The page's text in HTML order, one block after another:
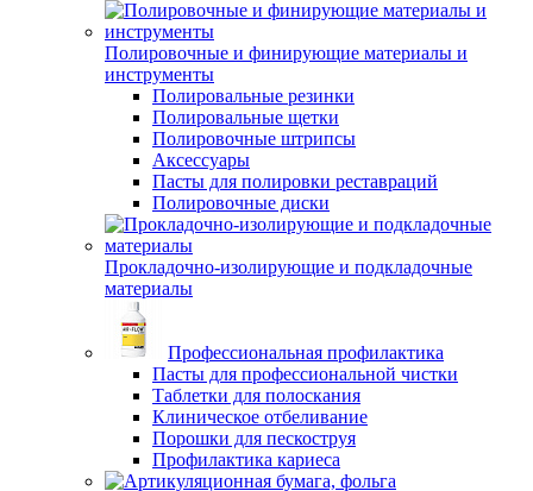
Полировочные и финирующие материалы и
инструменты
Полировальные резинки
Полировальные щетки
Полировочные штрипсы
Аксессуары
Пасты для полировки реставраций
Полировочные диски
Прокладочно-изолирующие и подкладочные
материалы
Профессиональная профилактика
Пасты для профессиональной чистки
Таблетки для полоскания
Клиническое отбеливание
Порошки для пескоструя
Профилактика кариеса